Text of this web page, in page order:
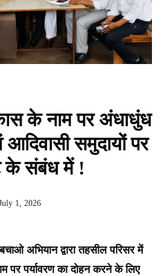
के नाम पर अंधाधुंध
समुदायों पर
के संबंध में !
1, 2026
अभियान द्वारा तहसील परिसर में
पर पर्यावरण का दोहन करने के लिए